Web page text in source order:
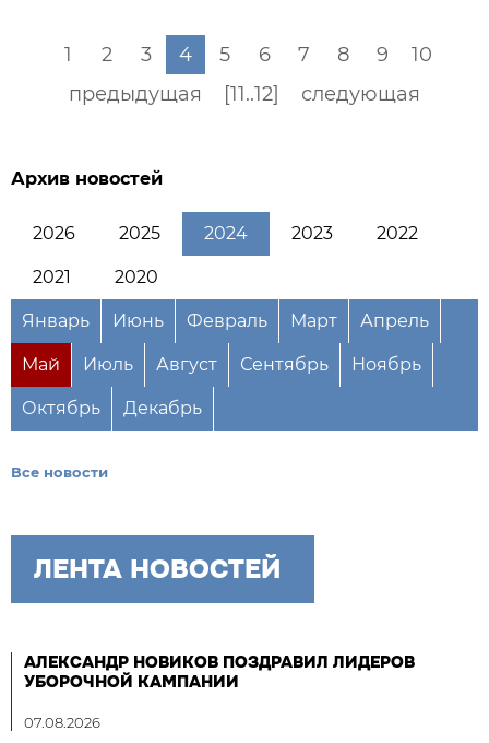
предыдущая
1 2 3 4 5 6 7 8 9
10
[11..12]
следующая
Архив новостей
2026 2025 2024 2023 2022
2021 2020
Январь Июнь Февраль Март Апрель
Май Июль Август Сентябрь Ноябрь
Октябрь Декабрь
Все новости
ЛЕНТА НОВОСТЕЙ
АЛЕКСАНДР НОВИКОВ ПОЗДРАВИЛ ЛИДЕРОВ
УБОРОЧНОЙ КАМПАНИИ
07.08.2026